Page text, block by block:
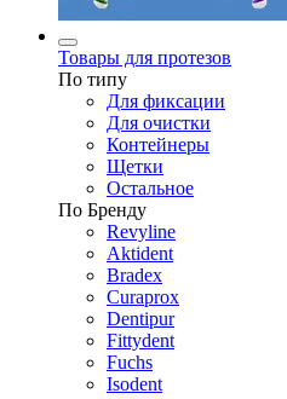
Товары для протезов
По типу
Для фиксации
Для очистки
Контейнеры
Щетки
Остальное
По Бренду
Revyline
Aktident
Bradex
Curaprox
Dentipur
Fittydent
Fuchs
Isodent